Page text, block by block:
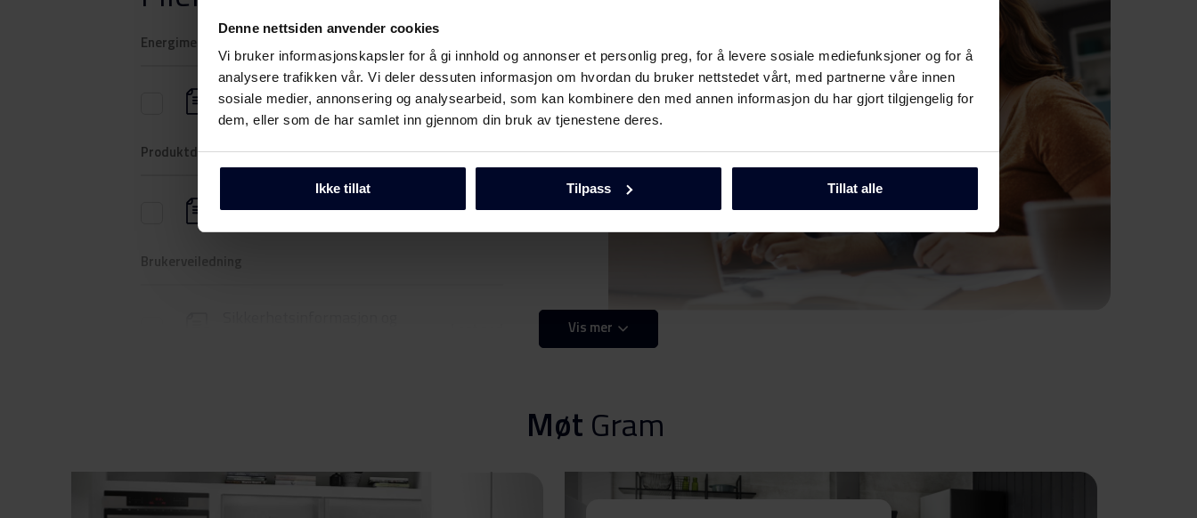
Denne nettsiden anvender cookies
Vi bruker informasjonskapsler for å gi innhold og annonser et personlig preg, for å levere sosiale mediefunksjoner og for å
analysere trafikken vår. Vi deler dessuten informasjon om hvordan du bruker nettstedet vårt, med partnerne våre innen
sosiale medier, annonsering og analysearbeid, som kan kombinere den med annen informasjon du har gjort tilgjengelig for
dem, eller som de har samlet inn gjennom din bruk av tjenestene deres.
Ikke tillat Tilpass Tillat alle
Energimerking
Energimerke Last ned
Produktdatablad
Produktkort (EN) Last ned
Brukerveiledning
advarsler (SV)
Vis mer
Møt Gram